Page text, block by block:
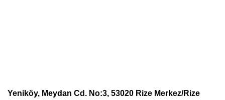
Yeniköy, Meydan Cd. No:3, 53020 Rize Merkez/Rize